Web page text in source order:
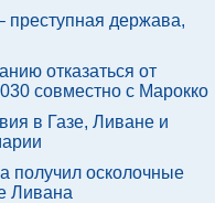
держава,
отказаться от
совместно с Марокко
в Газе, Ливане и
осколочные
Ливана